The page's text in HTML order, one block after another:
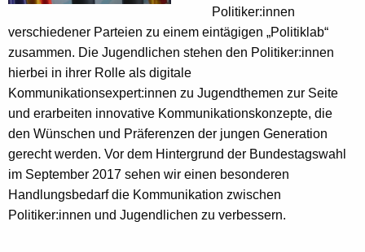
Politiker:innen
verschiedener Parteien zu einem eintägigen „Politiklab“
zusammen. Die Jugendlichen stehen den Politiker:innen
hierbei in ihrer Rolle als digitale
Kommunikationsexpert:innen zu Jugendthemen zur Seite
und erarbeiten innovative Kommunikationskonzepte, die
den Wünschen und Präferenzen der jungen Generation
gerecht werden. Vor dem Hintergrund der Bundestagswahl
im September 2017 sehen wir einen besonderen
Handlungsbedarf die Kommunikation zwischen
Politiker:innen und Jugendlichen zu verbessern.